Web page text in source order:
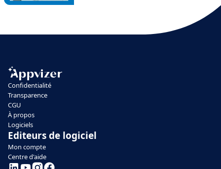
Confidentialité
Transparence
CGU
À propos
Logiciels
Editeurs de logiciel
Mon compte
Centre d'aide